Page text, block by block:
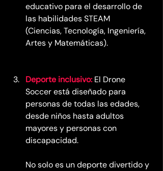
educativo para el desarrollo de
las habilidades STEAM
(Ciencias, Tecnología, Ingeniería,
Artes y Matemáticas).
Deporte inclusivo: El Drone
Soccer está diseñado para
personas de todas las edades,
desde niños hasta adultos
mayores y personas con
discapacidad.
No solo es un deporte divertido y